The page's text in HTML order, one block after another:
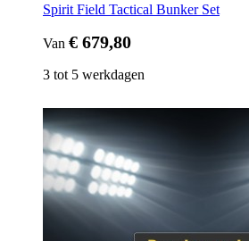
Spirit Field Tactical Bunker Set
Van € 679,80
3 tot 5 werkdagen